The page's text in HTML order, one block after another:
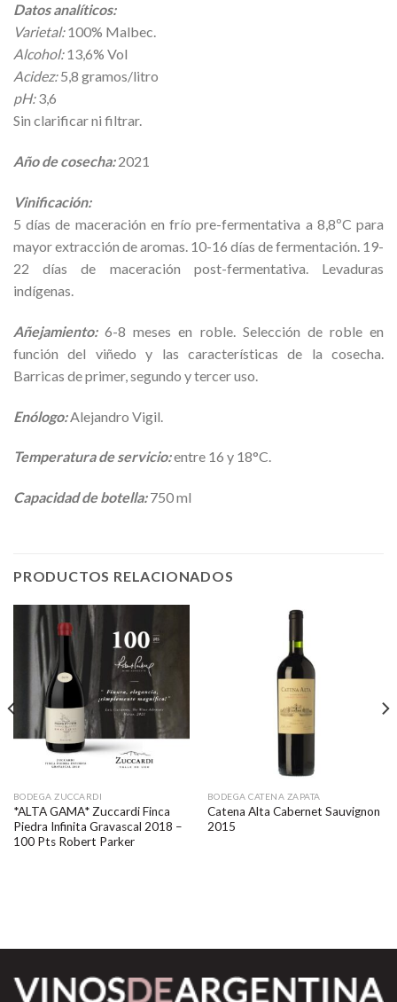
Datos analíticos:
Varietal:100% Malbec.
Alcohol:13,6% Vol
Acidez:5,8 gramos/litro
pH:3,6
Sin clarificar ni filtrar.
Año de cosecha: 2021
Vinificación:
5 días de maceración en frío pre-fermentativa a 8,8ºC para
mayor extracción de aromas. 10-16 días de fermentación. 19-
22 días de maceración post-fermentativa. Levaduras
indígenas.
Añejamiento:6-8 meses en roble. Selección de roble en
función del viñedo y las características de la cosecha.
Barricas de primer, segundo y tercer uso.
Enólogo:Alejandro Vigil.
Temperatura de servicio:entre 16 y 18°C.
Capacidad de botella:750 ml
PRODUCTOS RELACIONADOS
BODEGA ZUCCARDI
*ALTA GAMA* Zuccardi Finca
Piedra Infinita Gravascal 2018 –
100 Pts Robert Parker
BODEGA CATENA ZAPATA
Catena Alta Cabernet Sauvignon
2015